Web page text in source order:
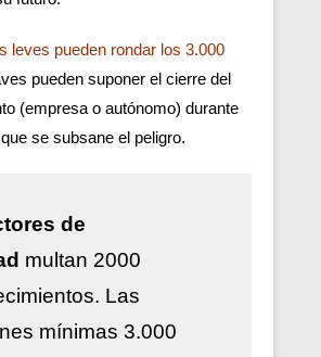
leves pueden rondar los 3.000
pueden suponer el cierre del
(empresa o autónomo) durante
se subsane el peligro.
de
multan 2000
Las
mínimas 3.000